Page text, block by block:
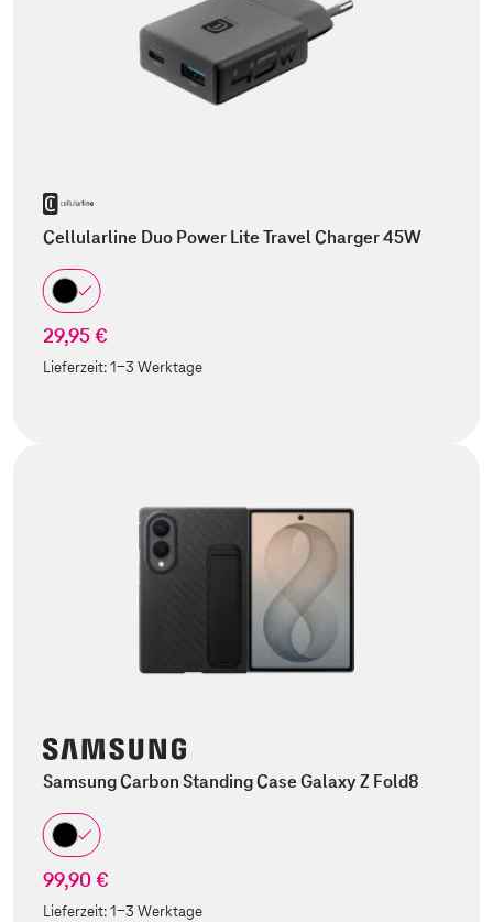
Cellularline Duo Power Lite Travel Charger 45W
29,95 €
Lieferzeit:1-3 Werktage
Samsung Carbon Standing Case Galaxy Z Fold8
99,90 €
Lieferzeit:1-3 Werktage